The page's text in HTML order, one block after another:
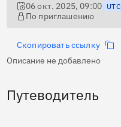
06 окт. 2025, 09:00 UTC
По приглашению
Скопировать ссылку
Описание не добавлено
Путеводитель